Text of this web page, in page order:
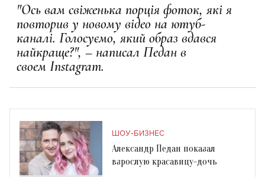
"Ось вам свіженька порція фоток, які я
повторив у новому відео на ютуб-
каналі. Голосуємо, який образ вдався
найкраще?", – написал Педан в
своем Instagram.
ШОУ-БИЗНЕС
Александр Педан показал
взрослую красавицу-дочь